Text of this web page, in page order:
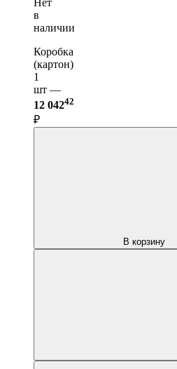
в
наличии
Коробка
(картон)
1
шт —
12 04242
₽
В корзину